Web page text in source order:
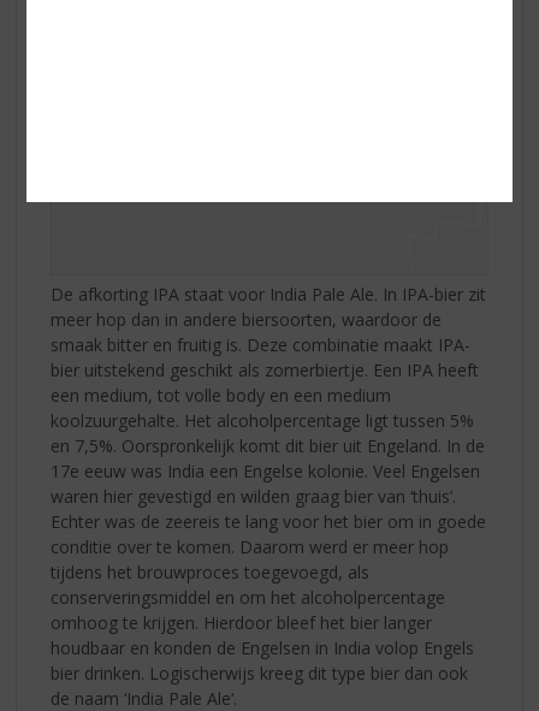
De afkorting IPA staat voor India Pale Ale. In IPA-bier zit
meer hop dan in andere biersoorten, waardoor de
smaak bitter en fruitig is. Deze combinatie maakt IPA-
bier uitstekend geschikt als zomerbiertje. Een IPA heeft
een medium, tot volle body en een medium
koolzuurgehalte. Het alcoholpercentage ligt tussen 5%
en 7,5%. Oorspronkelijk komt dit bier uit Engeland. In de
17e eeuw was India een Engelse kolonie. Veel Engelsen
waren hier gevestigd en wilden graag bier van ‘thuis’.
Echter was de zeereis te lang voor het bier om in goede
conditie over te komen. Daarom werd er meer hop
tijdens het brouwproces toegevoegd, als
conserveringsmiddel en om het alcoholpercentage
omhoog te krijgen. Hierdoor bleef het bier langer
houdbaar en konden de Engelsen in India volop Engels
bier drinken. Logischerwijs kreeg dit type bier dan ook
de naam ‘India Pale Ale‘.